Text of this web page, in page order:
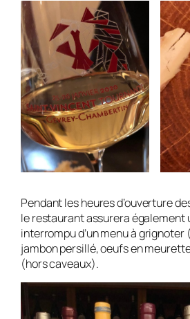
Pendant les heures d’ouverture
le restaurant assurera également
interrompu d’un menu à grignoter
jambon persillé, oeufs en
(hors caveaux).